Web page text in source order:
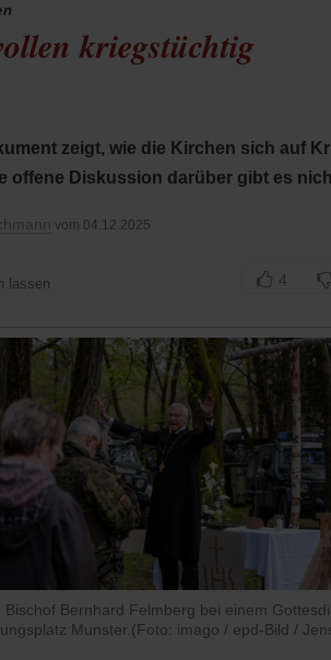
Tab)
Tab)
neuen
Tab)
Gott neu denken
Video-Podcast »Veranstaltungen«
kriegstüchtig
zeigt, wie die Kirchen sich auf
offene Diskussion darüber gibt es
vom 04.12.2025
lassen 4
Bischof Bernhard Felmberg bei einem
Munster.(Foto: imago / epd-Bild /